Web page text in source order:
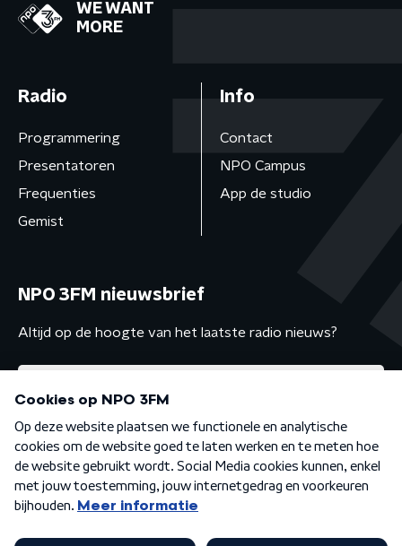
WE WANT
MORE
Radio
Programmering
Presentatoren
Frequenties
Gemist
Info
Contact
NPO Campus
App de studio
NPO 3FM nieuwsbrief
Altijd op de hoogte van het laatste radio nieuws?
Algemene voorwaarden Privacybeleid